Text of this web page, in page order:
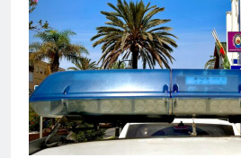
echa el
rotundo
1 Semana
La
Banco de
Campo de
su
1 Semana Atrás
Tráfico
despedir
a Santa
2 Semanas